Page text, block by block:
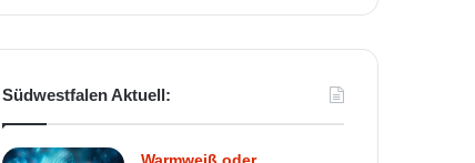
Südwestfalen Aktuell: